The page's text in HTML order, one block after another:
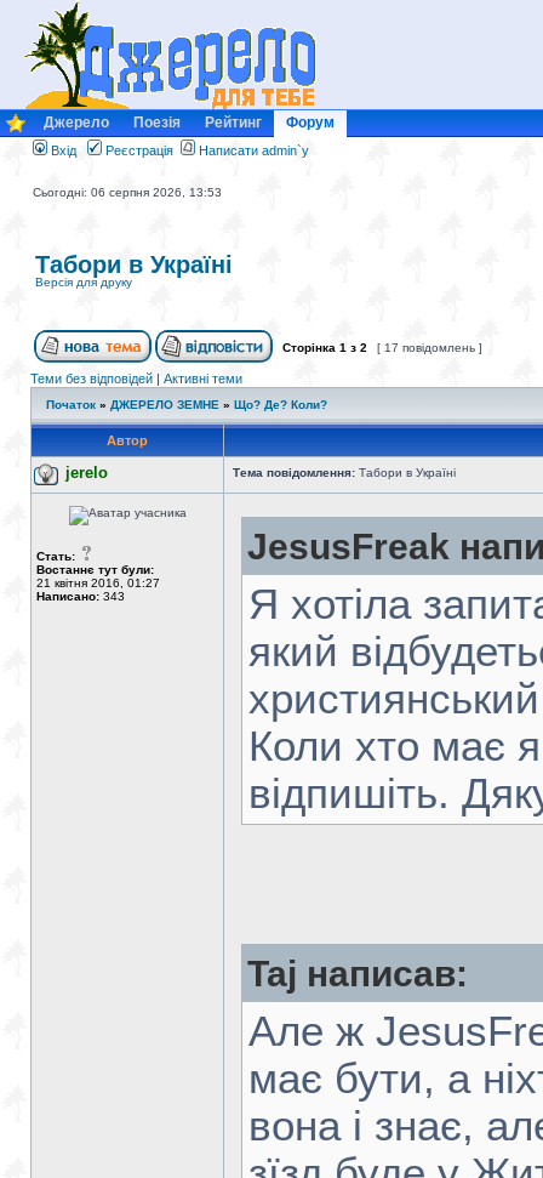
Джерело Поезія Рейтинг Форум
Вхід Реєстрація Написати admin`у
Сьогодні: 06 серпня 2026, 13:53
Табори в Україні
Версія для друку
Сторінка 1 з 2 [ 17 повідомлень ]
Теми без відповідей | Активні теми
Початок » ДЖЕРЕЛО ЗЕМНЕ » Що? Де? Коли?
Автор
jerelo Тема повідомлення: Табори в Україні
Стать:
Востаннє тут були:
21 квітня 2016, 01:27
Написано: 343
JesusFreak
Я хотіла
який
Коли xто має
відпишіть.
Taj написав:
Але ж
має бути, а
вона і знає,